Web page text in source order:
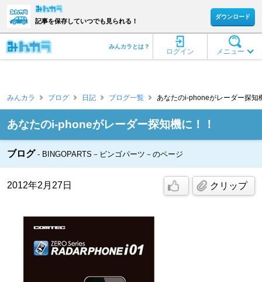
記事を保存していつでも見られる！
ダウンロード
メニュー
ログイン
みんカラとは？
みんカラ ブログ 日記 ブログ一覧 あなたのi-phoneがレーダー探知
あなたのi-phoneがレーダー探知機に！！
ブログ BINGOPARTS－ビンゴパーツ－のページ
2012年2月27日 クリップ